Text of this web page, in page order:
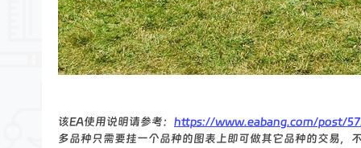
该EA使用说明请参考： https://www.eabang.com/post/
多品种只需要挂一个品种的图表上即可做其它品种的交易，